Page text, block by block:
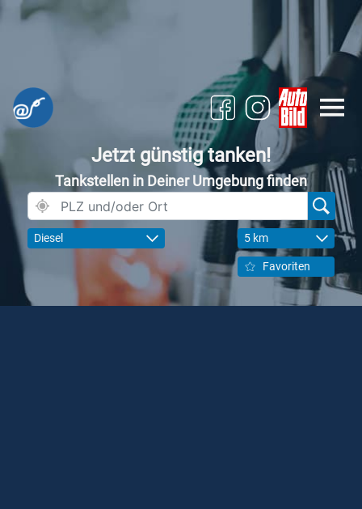
Jetzt günstig tanken!
Tankstellen in Deiner Umgebung finden
Diesel 5 km
Favoriten